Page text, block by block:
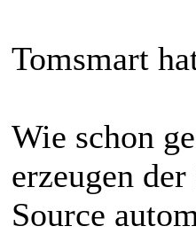
Tomsmart
Wie schon
erzeugen
Source